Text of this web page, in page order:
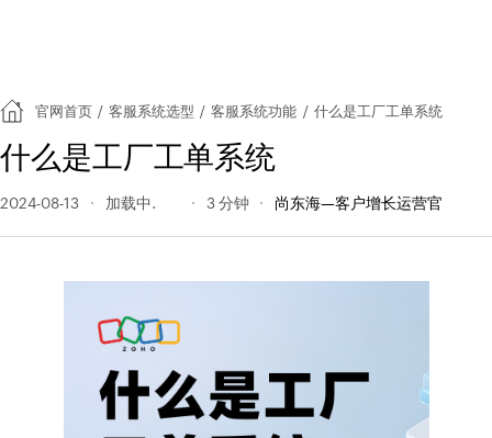
官网首页 / 客服系统选型 / 客服系统功能 / 什么是工厂工单系统
什么是工厂工单系统
2024-08-13 168 阅读量 3 分钟 尚东海—客户增长运营官